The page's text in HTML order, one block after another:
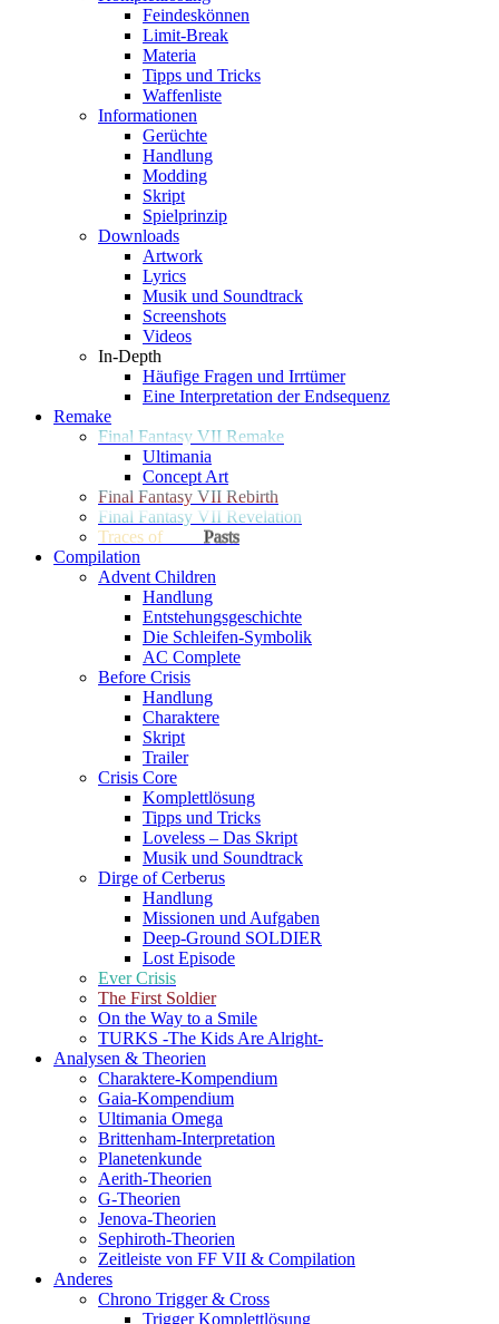
Feindeskönnen
Limit-Break
Materia
Tipps und Tricks
Waffenliste
Informationen
Gerüchte
Handlung
Modding
Skript
Spielprinzip
Downloads
Artwork
Lyrics
Musik und Soundtrack
Screenshots
Videos
In-Depth
Häufige Fragen und Irrtümer
Eine Interpretation der Endsequenz
Remake
Final Fantasy VII Remake
Ultimania
Concept Art
Final Fantasy VII Rebirth
Final Fantasy VII Revelation
Traces of
Pasts
Compilation
Advent Children
Handlung
Entstehungsgeschichte
Die Schleifen-Symbolik
AC Complete
Before Crisis
Handlung
Charaktere
Skript
Trailer
Crisis Core
Komplettlösung
Tipps und Tricks
Loveless – Das Skript
Musik und Soundtrack
Dirge of Cerberus
Handlung
Missionen und Aufgaben
Deep-Ground SOLDIER
Lost Episode
Ever Crisis
The First Soldier
On the Way to a Smile
TURKS -The Kids Are Alright-
Analysen & Theorien
Charaktere-Kompendium
Gaia-Kompendium
Ultimania Omega
Brittenham-Interpretation
Planetenkunde
Aerith-Theorien
G-Theorien
Jenova-Theorien
Sephiroth-Theorien
Zeitleiste von FF VII & Compilation
Anderes
Chrono Trigger & Cross
Trigger Komplettlösung